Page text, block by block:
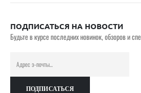
ПОДПИСАТЬСЯ НА НОВОСТИ
Будьте в курсе последних новинок, обзоров и